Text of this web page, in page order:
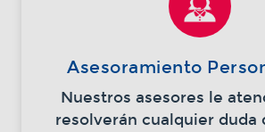
Asesoramiento
Nuestros asesores le
resolverán cualquier duda